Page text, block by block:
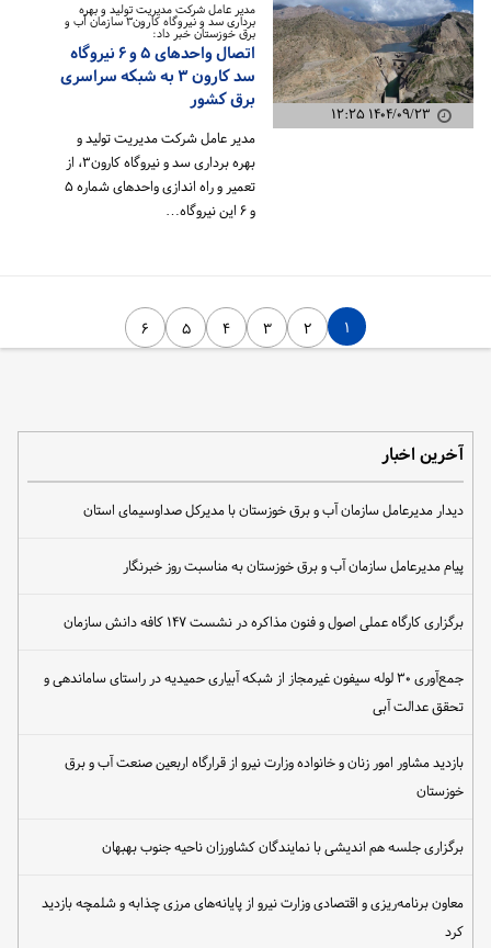
۱۴۰۴/۰۹/۲۳ ۱۲:۲۵
مدیر عامل شرکت مدیریت تولید و بهره
برداری سد و نیروگاه کارون۳ سازمان آب و
برق خوزستان خبر داد:
اتصال واحدهای ۵ و ۶ نیروگاه
سد کارون ۳ به شبکه سراسری
برق کشور
مدیر عامل شرکت مدیریت تولید و
بهره برداری سد و نیروگاه کارون۳، از
تعمیر و راه اندازی واحدهای شماره ۵
۱ ۲ ۳ ۴ ۵ ۶
آخرین اخبار
دیدار مدیرعامل سازمان آب و برق خوزستان با مدیرکل صداوسیمای استان
پیام مدیرعامل سازمان آب و برق خوزستان به مناسبت روز خبرنگار
برگزاری کارگاه عملی اصول و فنون مذاکره در نشست ۱۴۷ کافه دانش سازمان
جمع‌آوری ۳۰ لوله سیفون غیرمجاز از شبکه آبیاری حمیدیه در راستای ساماندهی و
تحقق عدالت آبی
بازدید مشاور امور زنان و خانواده وزارت نیرو از قرارگاه اربعین صنعت آب و برق
خوزستان
برگزاری جلسه هم اندیشی با نمایندگان کشاورزان ناحیه جنوب بهبهان
معاون برنامه‌ریزی و اقتصادی وزارت نیرو از پایانه‌های مرزی چذابه و شلمچه بازدید
کرد